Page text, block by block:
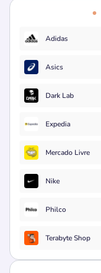
Adidas
Asics
Dark Lab
Expedia
Mercado Livre
Nike
Philco
Terabyte Shop